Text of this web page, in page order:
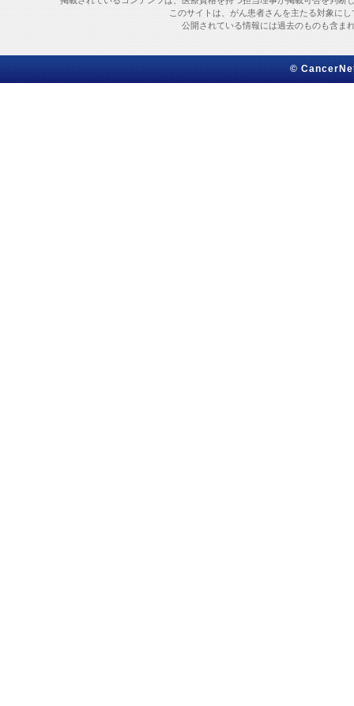
このサイトは、がん患者さんを主たる対象に
公開されている情報には過去のものも含ま
©